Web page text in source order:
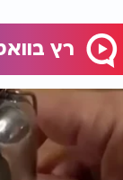
רץ